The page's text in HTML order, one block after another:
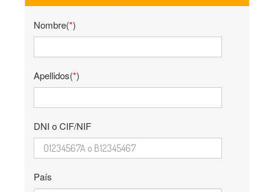
Nombre(*)
Apellidos(*)
DNI o CIF/NIF
País